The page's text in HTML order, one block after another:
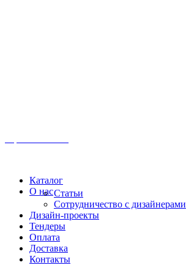
Каталог
О насСтатьи
Сотрудничество с дизайнерами
Дизайн-проекты
Тендеры
Оплата
Доставка
Контакты